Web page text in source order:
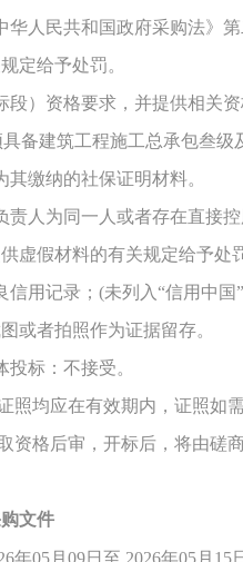
华人民共和国政府采购法》
定给予处罚。
段）资格要求，并提供相关
具备建筑工程施工总承包叁级
其缴纳的社保证明材料。
责人为同一人或者存在直接
虚假材料的有关规定给予处
信用记录； (未列入“信用中国
或者拍照作为证据留存。
投标 ： 不接受。
照均应在有效期内，证照如
资格后审 ， 开标后 ， 将由磋
文件
年05月09日至 2026年05月